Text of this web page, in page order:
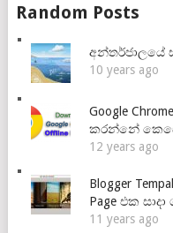
Random Posts
අන්තර්ජාලයේ
10 years ago
Google
කරන්නේ
12 years ago
Blogger
Page එක
11 years ago